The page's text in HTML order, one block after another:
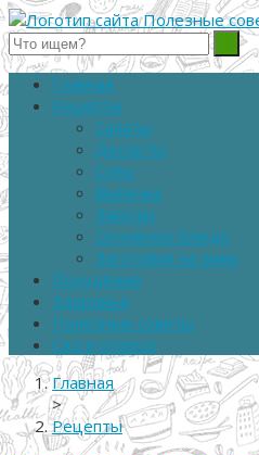
Полезные советы домохозяйкам
Главная
Рецепты
Салаты
Десерты
Супы
Выпечка
Закуски
Основное блюдо
Заготовки на зиму
Похудение
Здоровье
Полезные советы
Сад и огород
Главная
>
Рецепты